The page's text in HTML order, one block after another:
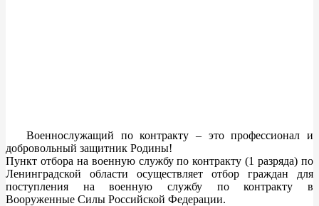
Военнослужащий по контракту – это профессионал и
добровольный защитник Родины!
Пункт отбора на военную службу по контракту (1 разряда) по
Ленинградской области осуществляет отбор граждан для
поступления на военную службу по контракту в
Вооруженные Силы Российской Федерации.